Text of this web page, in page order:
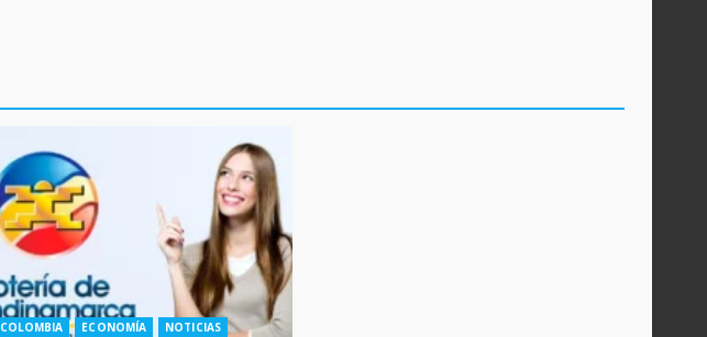
COLOMBIA ECONOMÍA
NOTICIAS